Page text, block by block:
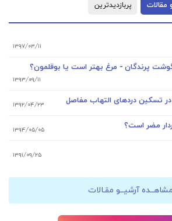
مقالات پربازدیدترین
۱۳۹۷/۰۳/۱۱
پرندگان - مرغ بهتر است یا بوقلمون؟
۱۳۹۳/۰۹/۱۱
تسکین دردهای التهاب مفاصل ۱۳۹۲/۰۴/۲۳
مضر است؟ ۱۳۹۴/۰۵/۰۵
۱۳۹۱/۰۹/۲۵
مشاهــده آرشیــو مقـالات